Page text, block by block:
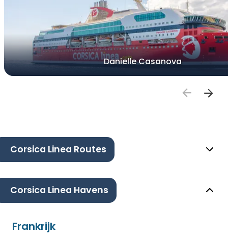
Danielle Casanova
Corsica Linea Routes
Corsica Linea Havens
Frankrijk